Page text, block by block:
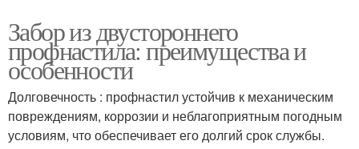
Забор из двустороннего
профнастила: преимущества и
особенности
Долговечность : профнастил устойчив к механическим
повреждениям, коррозии и неблагоприятным погодным
условиям, что обеспечивает его долгий срок службы.